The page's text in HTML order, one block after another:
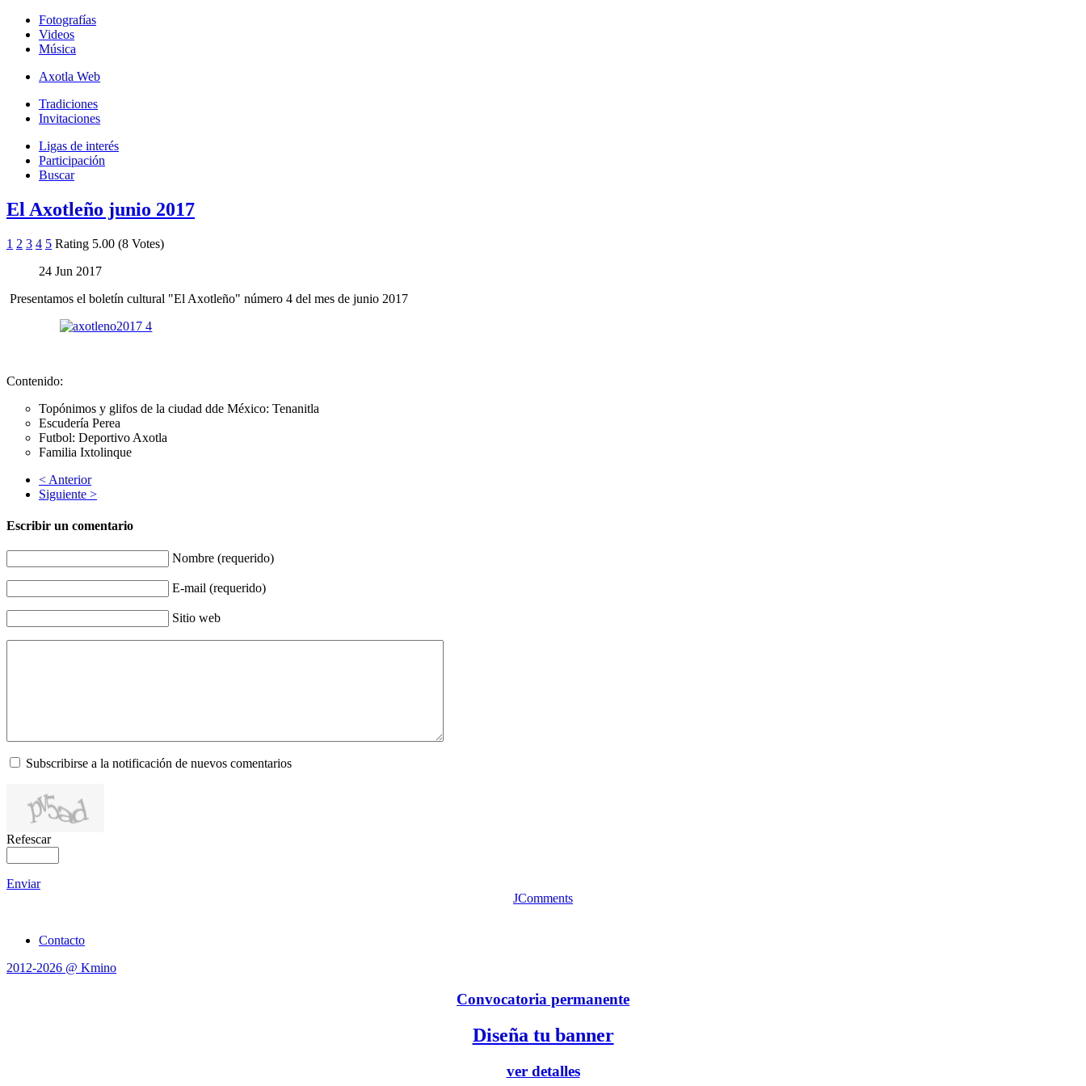
Fotografías
Videos
Música
Axotla Web
Tradiciones
Invitaciones
Ligas de interés
Participación
Buscar
El Axotleño junio 2017
1 2 3 4 5 Rating 5.00 (8 Votes)
24 Jun 2017
Presentamos el boletín cultural "El Axotleño" número 4 del mes de junio 2017
Contenido:
Topónimos y glifos de la ciudad dde México: Tenanitla
Escudería Perea
Futbol: Deportivo Axotla
Familia Ixtolinque
< Anterior
Siguiente >
Escribir un comentario
Nombre (requerido)
E-mail (requerido)
Sitio web
Subscribirse a la notificación de nuevos comentarios
Refescar
Enviar
JComments
Contacto
2012-2026 @ Kmino
Convocatoria permanente
Diseña tu banner
ver detalles